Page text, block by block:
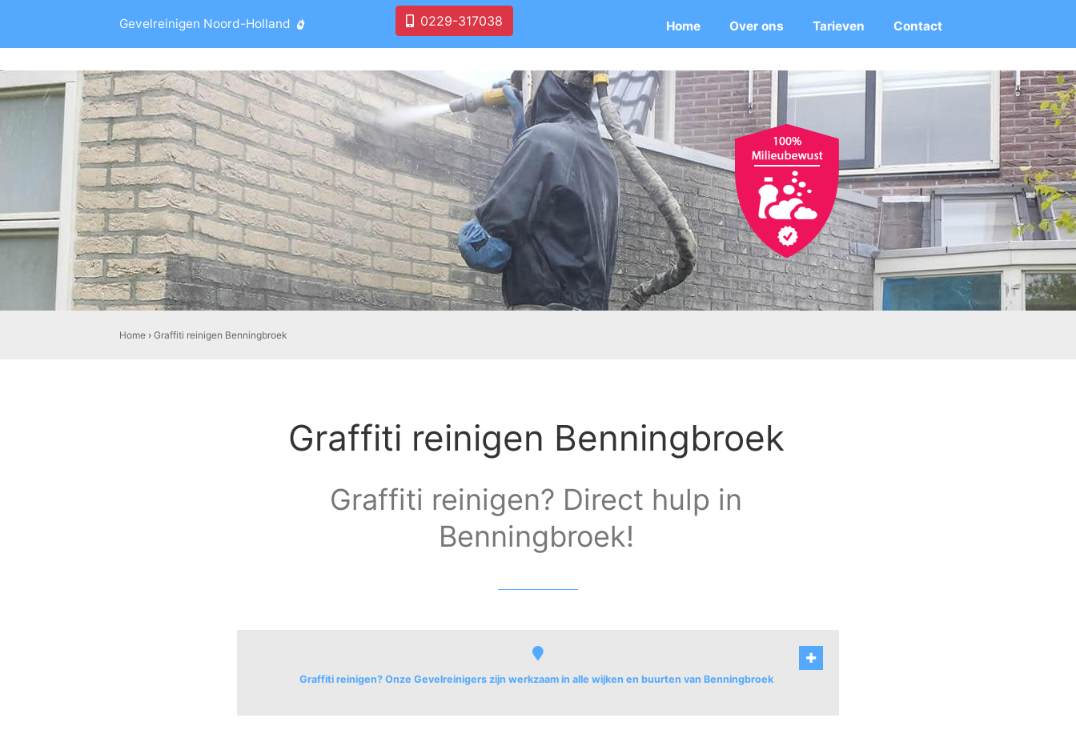
Gevelreinigen Noord-Holland 0229-317038 Home Over ons Tarieven Contact
Home ›Graffiti reinigen Benningbroek
Graffiti reinigen Benningbroek
Graffiti reinigen? Direct hulp in
Benningbroek!
Graffiti reinigen? Onze Gevelreinigers zijn werkzaam in alle wijken en buurten van Benningbroek